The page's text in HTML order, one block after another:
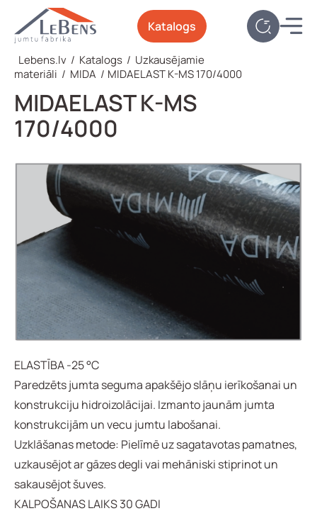
Katalogs
Lebens.lv / Katalogs / Uzkausējamie
materiāli / MIDA / MIDAELAST K-MS 170/4000
MIDAELAST K-MS
170/4000
ELASTĪBA -25 °C
Paredzēts jumta seguma apakšējo slāņu ierīkošanai un
konstrukciju hidroizolācijai. Izmanto jaunām jumta
konstrukcijām un vecu jumtu labošanai.
Uzklāšanas metode: Pielīmē uz sagatavotas pamatnes,
uzkausējot ar gāzes degli vai mehāniski stiprinot un
sakausējot šuves.
KALPOŠANAS LAIKS 30 GADI